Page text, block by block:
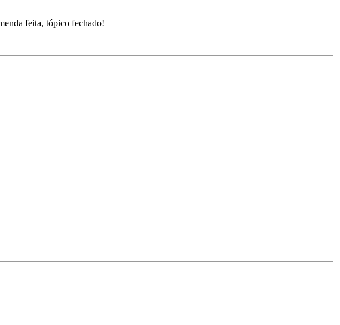
feita, tópico fechado!